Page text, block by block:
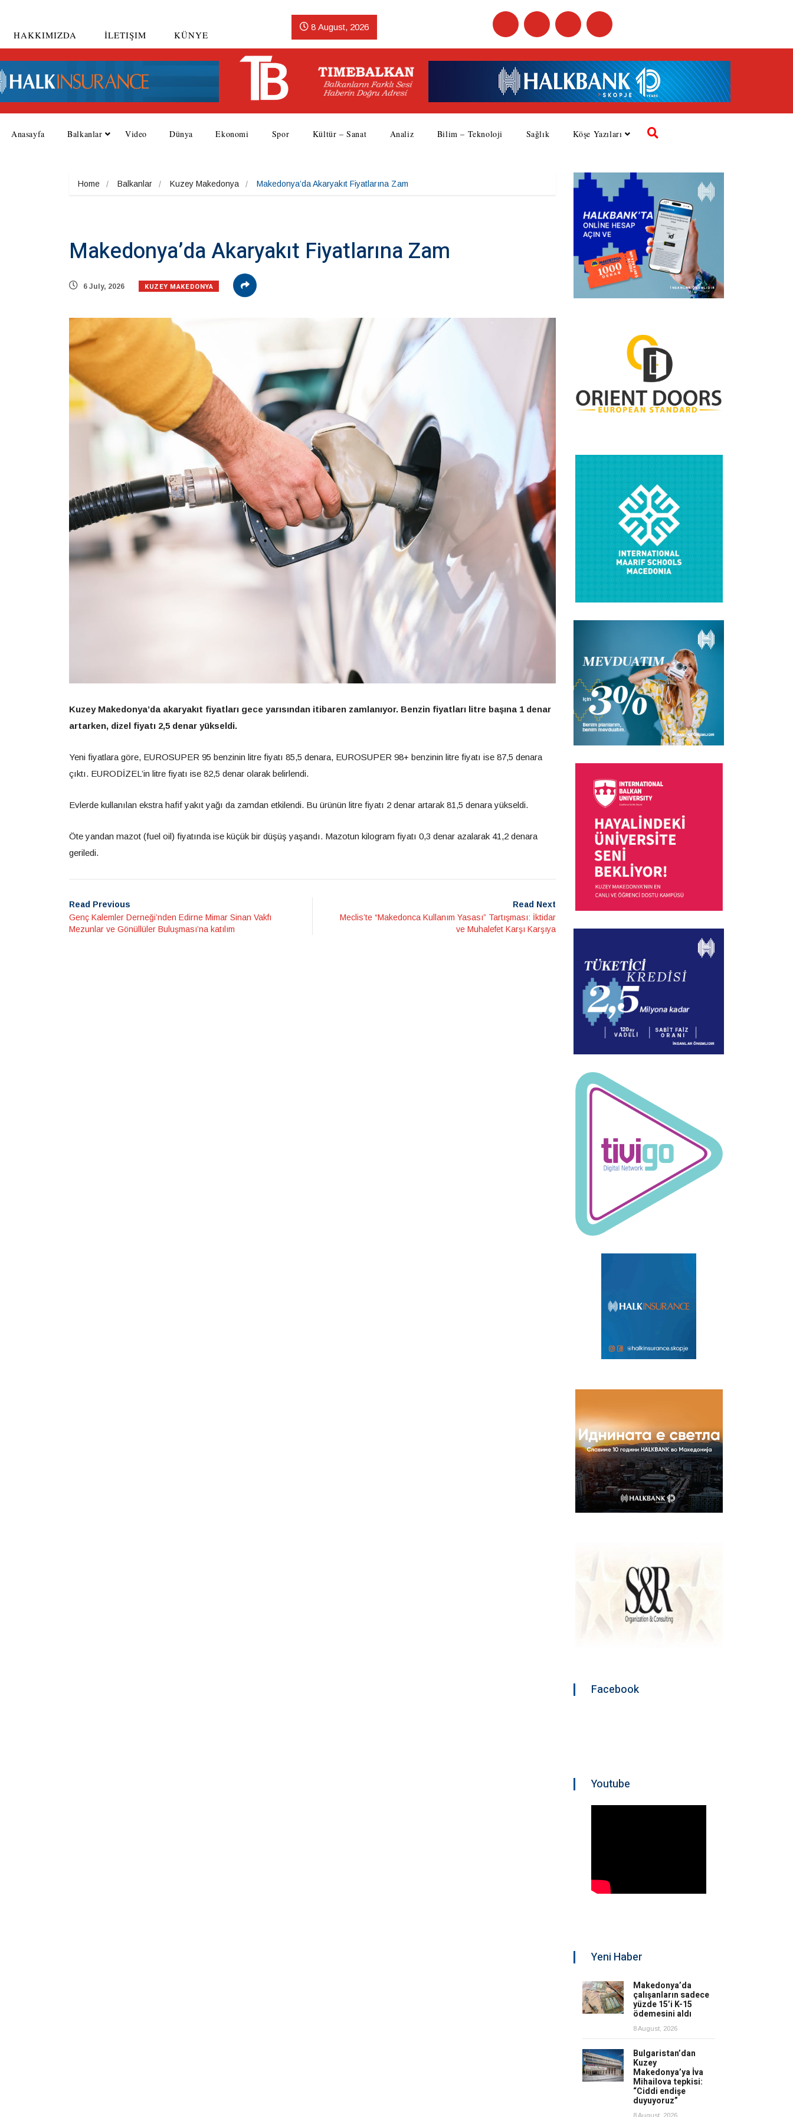
HAKKIMIZDA İLETIŞIM KÜNYE
8 August, 2026
Anasayfa Balkanlar Video Dünya Ekonomi Spor Kültür – Sanat Analiz Bilim – Teknoloji Sağlık Köşe Yazıları
Home Balkanlar Kuzey Makedonya Makedonya’da Akaryakıt Fiyatlarına Zam
Makedonya’da Akaryakıt Fiyatlarına Zam
6 July, 2026 KUZEY MAKEDONYA
Kuzey Makedonya’da akaryakıt fiyatları gece yarısından itibaren zamlanıyor. Benzin fiyatları litre başına 1 denar
artarken, dizel fiyatı 2,5 denar yükseldi.
Yeni fiyatlara göre, EUROSUPER 95 benzinin litre fiyatı 85,5 denara, EUROSUPER 98+ benzinin litre fiyatı ise 87,5 denara
çıktı. EURODİZEL’in litre fiyatı ise 82,5 denar olarak belirlendi.
Evlerde kullanılan ekstra hafif yakıt yağı da zamdan etkilendi. Bu ürünün litre fiyatı 2 denar artarak 81,5 denara yükseldi.
Öte yandan mazot (fuel oil) fiyatında ise küçük bir düşüş yaşandı. Mazotun kilogram fiyatı 0,3 denar azalarak 41,2 denara
geriledi.
Read Previous
Genç Kalemler Derneği’nden Edirne Mimar Sinan Vakfı
Mezunlar ve Gönüllüler Buluşması’na katılım
Read Next
Meclis’te “Makedonca Kullanım Yasası” Tartışması: İktidar
ve Muhalefet Karşı Karşıya
Facebook
Youtube
Yeni Haber
Makedonya’da
çalışanların sadece
yüzde 15’i K-15
ödemesini aldı
8 August, 2026
Bulgaristan’dan
Kuzey
Makedonya’ya İva
Mihailova tepkisi:
“Ciddi endişe
duyuyoruz”
8 August, 2026